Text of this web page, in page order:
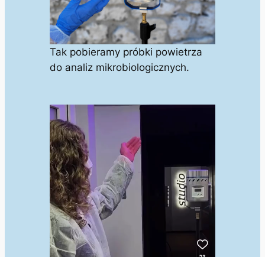
Tak pobieramy próbki powietrza
do analiz mikrobiologicznych.